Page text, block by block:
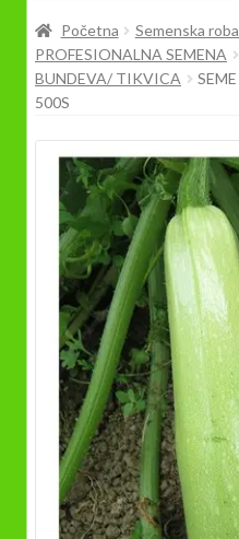
Prodavnica
Početna
Semenska
PROFESIONALNA SEMENA
BUNDEVA/ TIKVICA
500S